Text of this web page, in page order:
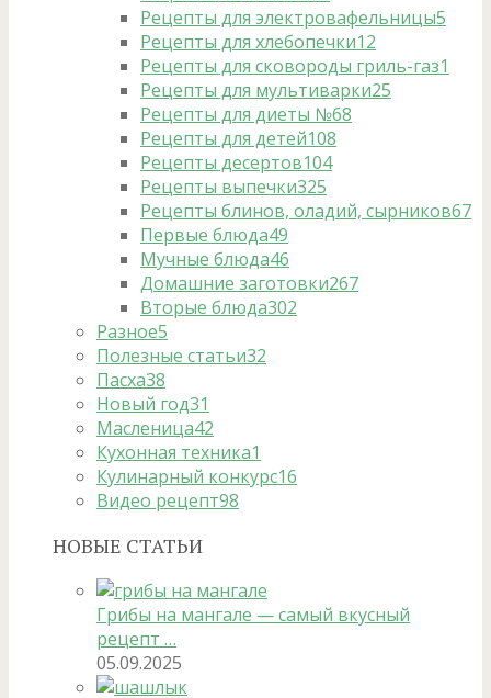
Рецепты для электровафельницы5
Рецепты для хлебопечки12
Рецепты для сковороды гриль-газ1
Рецепты для мультиварки25
Рецепты для диеты №68
Рецепты для детей108
Рецепты десертов104
Рецепты выпечки325
Рецепты блинов, оладий, сырников67
Первые блюда49
Мучные блюда46
Домашние заготовки267
Вторые блюда302
Разное5
Полезные статьи32
Пасха38
Новый год31
Масленица42
Кухонная техника1
Кулинарный конкурс16
Видео рецепт98
НОВЫЕ СТАТЬИ
Грибы на мангале — самый вкусный
рецепт …
05.09.2025